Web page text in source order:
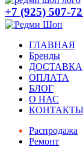
+7 (925) 507-
ГЛАВНАЯ
Бренды
ДОСТАВКА
ОПЛАТА
БЛОГ
О НАС
КОНТАКТЫ
Распродажа
Ремонт